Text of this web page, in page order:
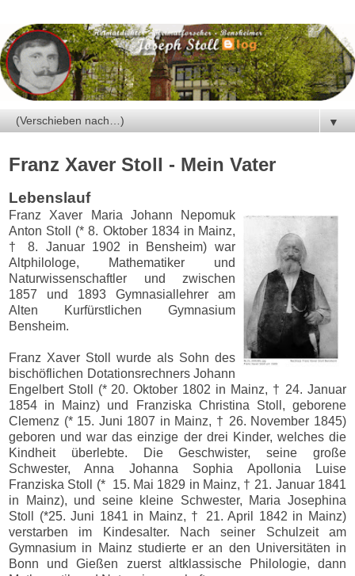
▼
Franz Xaver Stoll - Mein Vater
Lebenslauf
Franz Xaver Maria Johann Nepomuk
Anton Stoll (* 8. Oktober 1834 in Mainz,
† 8. Januar 1902 in Bensheim) war
Altphilologe, Mathematiker und
Naturwissenschaftler und zwischen
1857 und 1893 Gymnasiallehrer am
Alten Kurfürstlichen Gymnasium
Bensheim.
Franz Xaver Stoll wurde als Sohn des
bischöflichen Dotationsrechners Johann
Engelbert Stoll (* 20. Oktober 1802 in Mainz, † 24. Januar
1854 in Mainz) und Franziska Christina Stoll, geborene
Clemenz (* 15. Juni 1807 in Mainz, † 26. November 1845)
geboren und war das einzige der drei Kinder, welches die
Kindheit überlebte. Die Geschwister, seine große
Schwester, Anna Johanna Sophia Apollonia Luise
Franziska Stoll (* 15. Mai 1829 in Mainz, † 21. Januar 1841
in Mainz), und seine kleine Schwester, Maria Josephina
Stoll (*25. Juni 1841 in Mainz, † 21. April 1842 in Mainz)
verstarben im Kindesalter. Nach seiner Schulzeit am
Gymnasium in Mainz studierte er an den Universitäten in
Bonn und Gießen zuerst altklassische Philologie, dann